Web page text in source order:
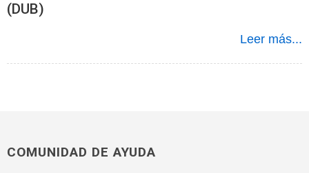
(DUB)
Leer más...
COMUNIDAD DE AYUDA